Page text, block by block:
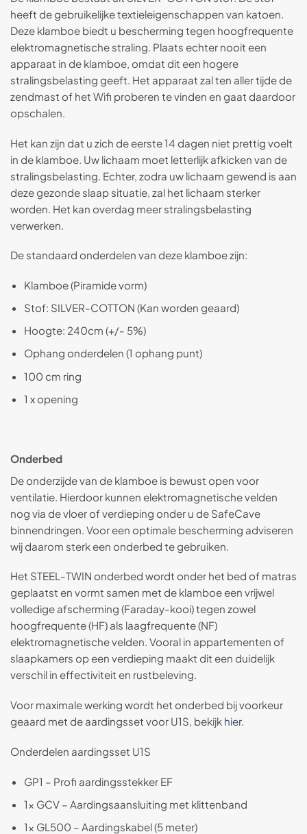
heeft de gebruikelijke textieleigenschappen van katoen.
Deze klamboe biedt u bescherming tegen hoogfrequente
elektromagnetische straling. Plaats echter nooit een
apparaat in de klamboe, omdat dit een hogere
stralingsbelasting geeft. Het apparaat zal ten aller tijde de
zendmast of het Wifi proberen te vinden en gaat daardoor
opschalen.
Het kan zijn dat u zich de eerste 14 dagen niet prettig voelt
in de klamboe. Uw lichaam moet letterlijk afkicken van de
stralingsbelasting. Echter, zodra uw lichaam gewend is aan
deze gezonde slaap situatie, zal het lichaam sterker
worden. Het kan overdag meer stralingsbelasting
verwerken.
De standaard onderdelen van deze klamboe zijn:
Klamboe (Piramide vorm)
Stof: SILVER-COTTON (Kan worden geaard)
Hoogte: 240cm (+/- 5%)
Ophang onderdelen (1 ophang punt)
100 cm ring
1 x opening
Onderbed
De onderzijde van de klamboe is bewust open voor
ventilatie. Hierdoor kunnen elektromagnetische velden
nog via de vloer of verdieping onder u de SafeCave
binnendringen. Voor een optimale bescherming adviseren
wij daarom sterk een onderbed te gebruiken.
Het STEEL-TWIN onderbed wordt onder het bed of matras
geplaatst en vormt samen met de klamboe een vrijwel
volledige afscherming (Faraday-kooi) tegen zowel
hoogfrequente (HF) als laagfrequente (NF)
elektromagnetische velden. Vooral in appartementen of
slaapkamers op een verdieping maakt dit een duidelijk
verschil in effectiviteit en rustbeleving.
Voor maximale werking wordt het onderbed bij voorkeur
geaard met de aardingsset voor U1S, bekijk hier.
Onderdelen aardingsset U1S
GP1 – Profi aardingsstekker EF
1× GCV – Aardingsaansluiting met klittenband
1× GL500 – Aardingskabel (5 meter)